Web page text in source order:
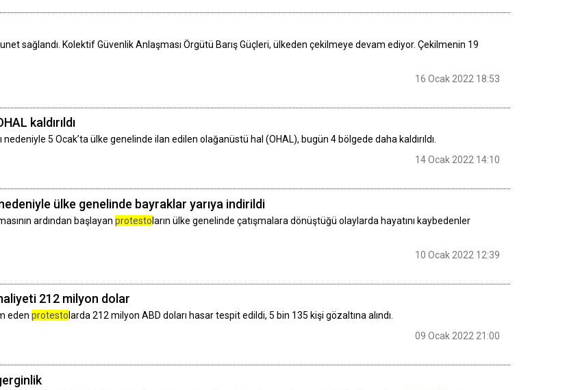
sağlandı. Kolektif Güvenlik Anlaşması Örgütü Barış Güçleri, ülkeden çekilmeye devam ediyor. Çekilmenin 19
16 Ocak 2022 18:53
kaldırıldı
nedeniyle 5 Ocak’ta ülke genelinde ilan edilen olağanüstü hal (OHAL), bugün 4 bölgede daha kaldırıldı.
14 Ocak 2022 14:10
ülke genelinde bayraklar yarıya indirildi
ardından başlayan protesto ların ülke genelinde çatışmalara dönüştüğü olaylarda hayatını kaybedenler
10 Ocak 2022 12:39
212 milyon dolar
eden protesto larda 212 milyon ABD doları hasar tespit edildi, 5 bin 135 kişi gözaltına alındı.
09 Ocak 2022 21:00